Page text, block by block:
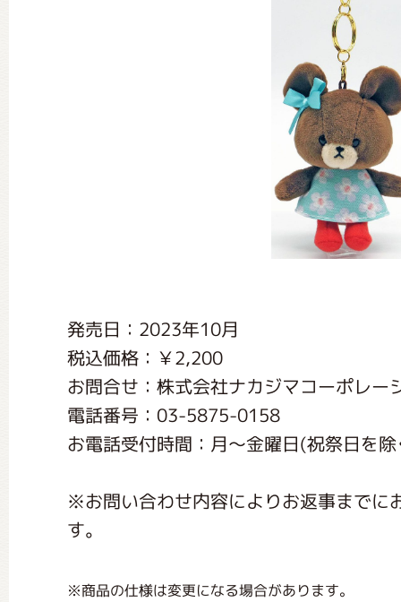
発売日：2023年10月
税込価格：￥2,200
お問合せ：株式会社ナカジマコーポレー
電話番号：03-5875-0158
お電話受付時間：月〜金曜日(祝祭日を
※お問い合わせ内容によりお返事までに
す。
※商品の仕様は変更になる場合があります。
ミュージカル・コンサート
おたのしみコンテンツ(クイズ・
チア ジャッキーズ！
くまのがっこう 家庭科部